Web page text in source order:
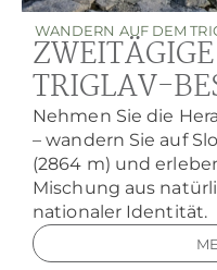
WANDERN AUF DEM
TRIGLAV-
Nehmen Sie die
– wandern Sie auf
(2864 m) und
Mischung aus
nationaler Identität.